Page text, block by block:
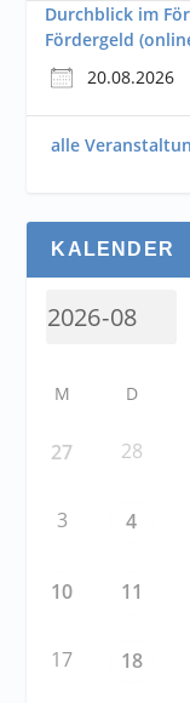
Durchblick im
Fördergeld
20.08.2026
alle
KALENDER
M D
27 28
3 4
10 11
17 18